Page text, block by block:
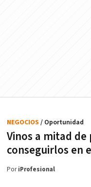
Vinos a mitad
conseguirlos en
NEGOCIOS / Oportunidad
PoriProfesional